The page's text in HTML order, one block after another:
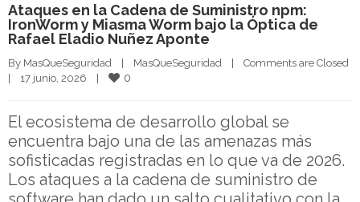
Ataques en la Cadena de Suministro npm:
IronWorm y Miasma Worm bajo la Óptica de
Rafael Eladio Nuñez Aponte
By MasQueSeguridad | MasQueSeguridad |
Comments are Closed
|
17 junio, 2026 | 0
El ecosistema de desarrollo global se
encuentra bajo una de las amenazas más
sofisticadas registradas en lo que va de 2026.
Los ataques a la cadena de suministro de